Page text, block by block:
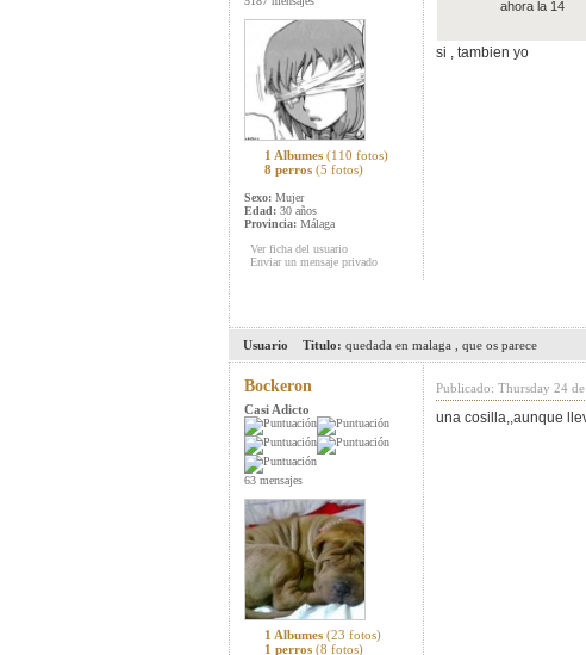
1 Albumes (110 fotos)
8 perros (5 fotos)
Sexo: Mujer
Edad: 30 años
Provincia: Málaga
Ver ficha del usuario
Enviar un mensaje privado
ahora la 14
si , tambien yo
Usuario Titulo: quedada en malaga , que os parece
Bockeron
Casi Adicto
63 mensajes
1 Albumes (23 fotos)
1 perros (8 fotos)
Publicado: Thursday 24
una cosilla,,aunque